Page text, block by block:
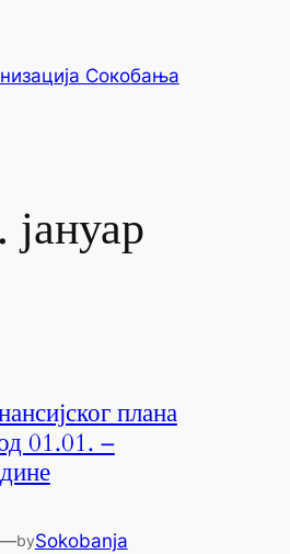
Сокобања
јануар
плана
01.01. –
bySokobanja